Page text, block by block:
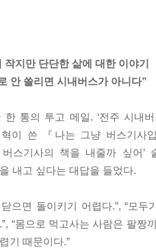
지 못할 때 벌어지는 일들입니다.”
레기
호에서 당신이 맨 앞에 있을 때
면서 증폭된다
기사에게 말을 건네면 안 되는
사람은 팔짱 끼고 자신을 부리는
으로 하는 일은 제약이 많고 해
그리느냐고 별소리를 다 해도
로」중에서
모른다. 선글라스로 눈을 가리
안 돼 관광차 몰고 시골 아주머
」중에서
작지만 단단한 삶에 대한 이야기
안 쏠리면 시내버스가 아니다”
한 통의 투고 메일. ‘전주 시내
혁이 쓴 『나는 그냥 버스기사
버스기사의 책을 내줄까 싶어
내고 싶다는 대답을 들었다.
으면 돌이키기 어렵다.”, “모
“몸으로 먹고사는 사람은 팔
기 때문이다.”